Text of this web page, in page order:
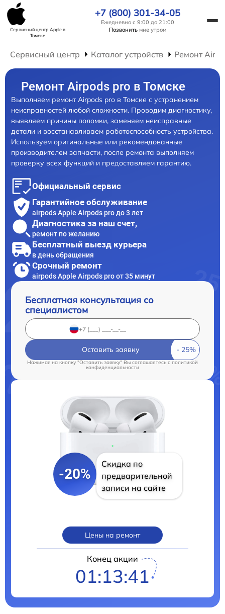
Сервисный центр Appleв
Томске
+7 (800) 301-34-05
Ежедневно с 9:00 до 21:00
Позвонить мне утром
Сервисный центр Каталог устройств Ремонт
Ремонт Airpods pro в Томске
Выполняем ремонт Airpods pro в Томске с устранением
неисправностей любой сложности. Проводим диагностику,
выявляем причины поломки, заменяем неисправные
детали и восстанавливаем работоспособность устройства.
Используем оригинальные или рекомендованные
производителем запчасти, после ремонта выполняем
проверку всех функций и предоставляем гарантию.
Официальный сервис
Гарантийное обслуживание
airpods Apple Airpods pro до 3 лет
Диагностика за наш счет,
ремонт по желанию
Бесплатный выезд курьера
в день обращения
Срочный ремонт
airpods Apple Airpods pro от 35 минут
Бесплатная консультация со
специалистом
Оставить заявку
Нажимая на кнопку "Оставить заявку" Вы соглашаетесь cполитикой
конфиденциальности
-20%
Скидка по
предварительной
записи на сайте
Цены на ремонт
Конец акции
01:13:40